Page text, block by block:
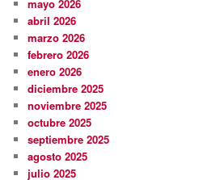
mayo 2026
abril 2026
marzo 2026
febrero 2026
enero 2026
diciembre 2025
noviembre 2025
octubre 2025
septiembre 2025
agosto 2025
julio 2025